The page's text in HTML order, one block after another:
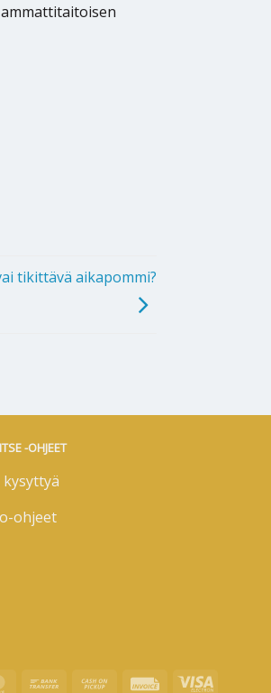
tikittävä aikapommi?
-OHJEET
kysyttyä
ohjeet
MasterCardBank Cash Invoice Visa